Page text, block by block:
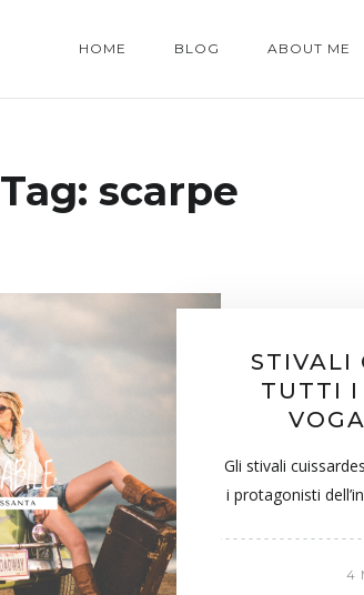
HOME BLOG ABOUT ME
Tag: scarpe
STIVALI
TUTTI I
Gli stivali
i protagonisti
4